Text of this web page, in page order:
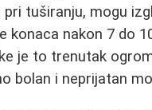
pri tuširanju, mogu
konaca nakon 7 do
je to trenutak
bolan i neprijatan